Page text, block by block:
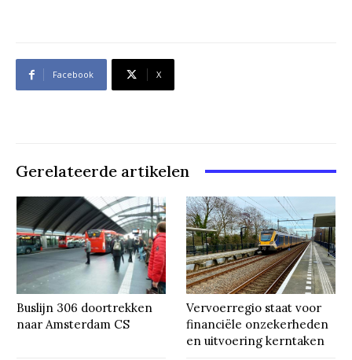
Facebook X
Gerelateerde artikelen
Buslijn 306 doortrekken
naar Amsterdam CS
Vervoerregio staat voor
financiële onzekerheden
en uitvoering kerntaken